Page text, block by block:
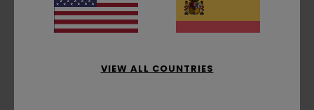
Otras características:
Arce canadiense con
certificado FSC
VIEW ALL COUNTRIES